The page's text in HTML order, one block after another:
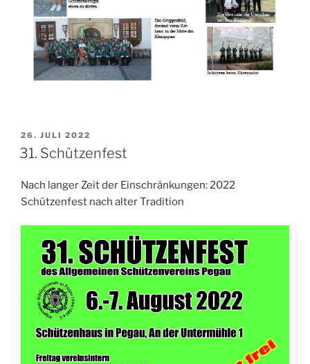
VERÖFFENTLICHT
AM
26. JULI 2022
31. Schützenfest
Nach langer Zeit der Einschränkungen: 2022
Schützenfest nach alter Tradition